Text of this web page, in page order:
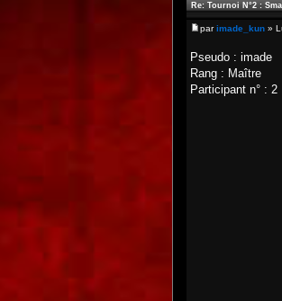
Re: Tournoi N°2 :
parimade_kun »
Pseudo : imade
Rang : Maître
Participant n° : 2